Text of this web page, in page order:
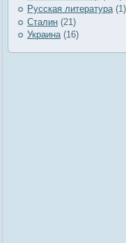
Русская литература (1)
Сталин (21)
Украина(16)